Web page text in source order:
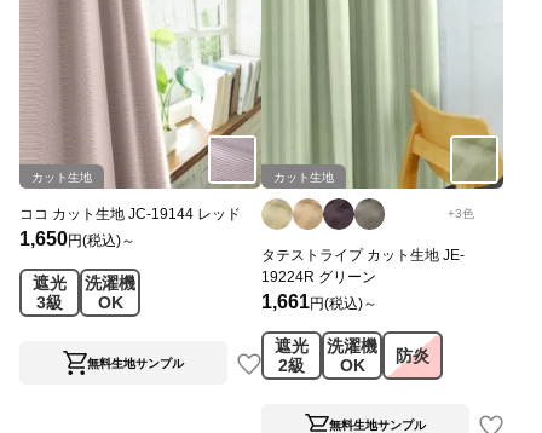
カット生地
ココ カット生地 JC-19144 レッド
1,650円(税込)～
遮光
3級
洗濯機
OK
無料生地サンプル
カット生地
+3色
タテストライプ カット生地 JE-
19224R グリーン
1,661円(税込)～
遮光
2級
洗濯機
OK
防炎
無料生地サンプル